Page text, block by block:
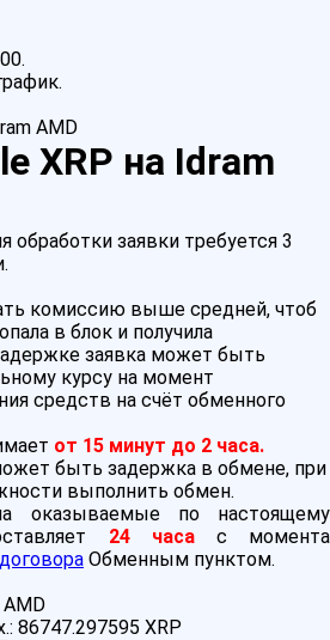
AMD
XRP на Idram
заявки требуется 3
комиссию выше средней, чтоб
в блок и получила
заявка может быть
курсу на момент
средств на счёт обменного
от 15 минут до 2 часа.
быть задержка в обмене, при
выполнить обмен.
оказываемые по настоящему
24 часас момента
договора Обменным пунктом.
AMD
86747.297595 XRP